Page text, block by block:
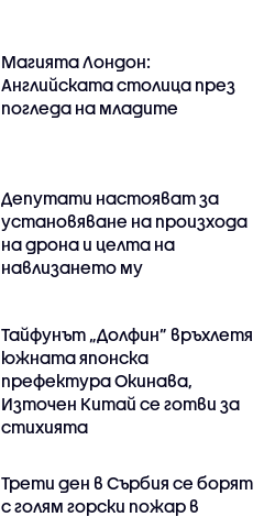
Магията Лондон:
Английската столица през
погледа на младите
Депутати настояват за
установяване на произхода
на дрона и целта на
навлизането му
Тайфунът „Долфин” връхлетя
южната японска
префектура Окинава,
Източен Китай се готви за
стихията
Трети ден в Сърбия се борят
с голям горски пожар в